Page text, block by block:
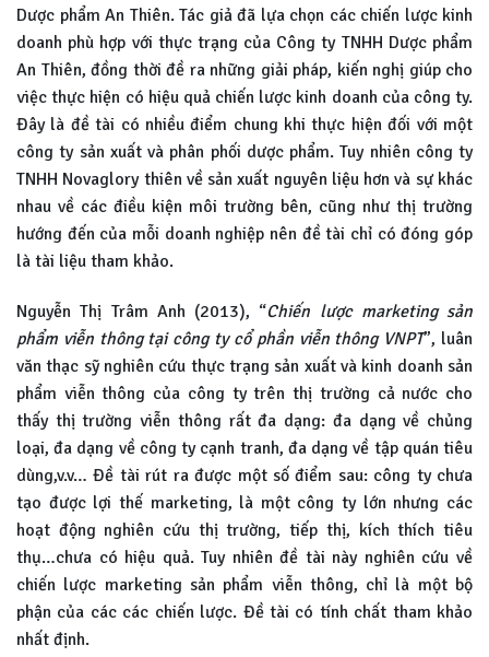
Dược phẩm An Thiên. Tác giả đã lựa chọn các chiến lược kinh
doanh phù hợp với thực trạng của Công ty TNHH Dược phẩm
An Thiên, đồng thời đề ra những giải pháp, kiến nghị giúp cho
việc thực hiện có hiệu quả chiến lược kinh doanh của công ty.
Đây là đề tài có nhiều điểm chung khi thực hiện đối với một
công ty sản xuất và phân phối dược phẩm. Tuy nhiên công ty
TNHH Novaglory thiên về sản xuất nguyên liệu hơn và sự khác
nhau về các điều kiện môi trường bên, cũng như thị trường
hướng đến của mỗi doanh nghiệp nên đề tài chỉ có đóng góp
là tài liệu tham khảo.
Nguyễn Thị Trâm Anh (2013), “Chiến lược marketing sản
phẩm viễn thông tại công ty cổ phần viễn thông VNPT”, luân
văn thạc sỹ nghiên cứu thực trạng sản xuất và kinh doanh sản
phẩm viễn thông của công ty trên thị trường cả nước cho
thấy thị trường viễn thông rất đa dạng: đa dạng về chủng
loại, đa dạng về công ty cạnh tranh, đa dạng về tập quán tiêu
dùng,v.v… Đề tài rút ra được một số điểm sau: công ty chưa
tạo được lợi thế marketing, là một công ty lớn nhưng các
hoạt động nghiên cứu thị trường, tiếp thị, kích thích tiêu
thụ…chưa có hiệu quả. Tuy nhiên đề tài này nghiên cứu về
chiến lược marketing sản phẩm viễn thông, chỉ là một bộ
phận của các các chiến lược. Đề tài có tính chất tham khảo
nhất định.